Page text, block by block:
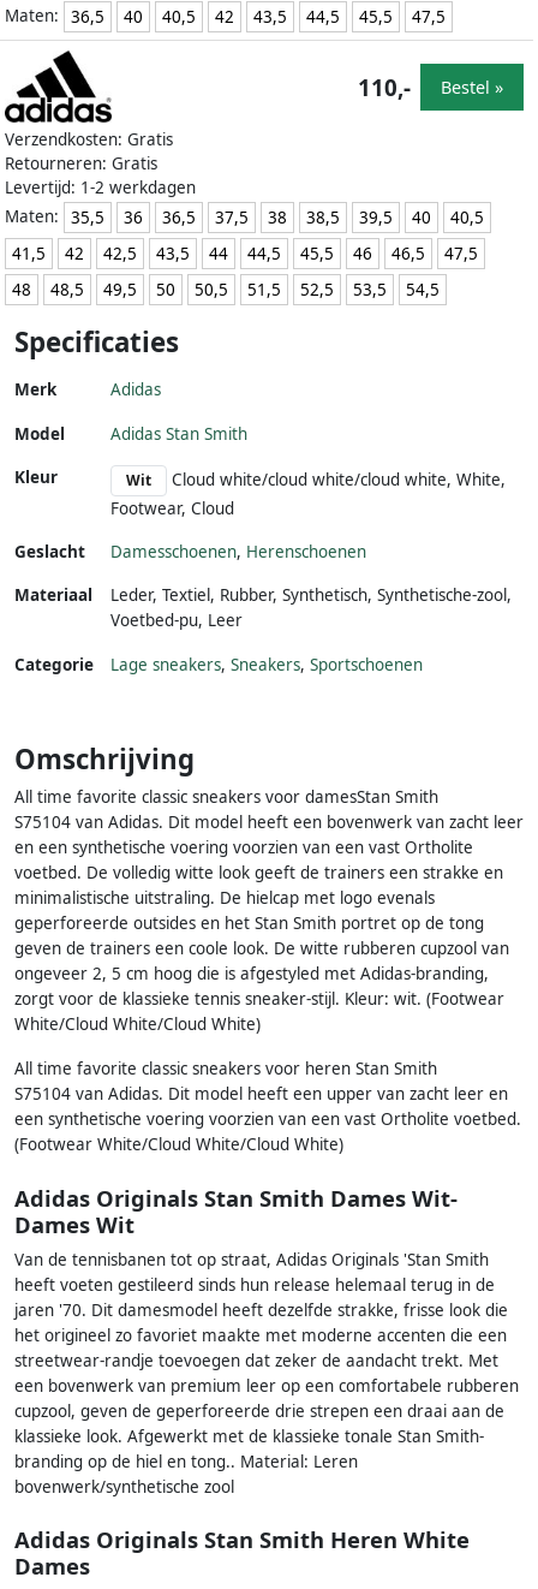
Maten:
36,5 40 40,5 42 43,5 44,5 45,5 47,5
Verzendkosten: Gratis
Retourneren: Gratis
Levertijd: 1-2 werkdagen
Maten:
35,5 36 36,5 37,5 38 38,5 39,5 40
40,5
41,5
42 42,5 43,5 44 44,5 45,5 46 46,5
47,5
48
48,5 49,5 50 50,5 51,5 52,5 53,5 54,5
110,- Bestel »
Specificaties
Merk Adidas
Model
Adidas Stan Smith
Kleur
Wit
Cloud white/cloud white/cloud white, White,
Footwear, Cloud
Geslacht
Damesschoenen, Herenschoenen
Materiaal
Leder, Textiel, Rubber, Synthetisch, Synthetische-zool,
Voetbed-pu, Leer
Categorie Lage sneakers, Sneakers, Sportschoenen
Omschrijving
All time favorite classic sneakers voor damesStan Smith
S75104 van Adidas. Dit model heeft een bovenwerk van zacht leer
en een synthetische voering voorzien van een vast Ortholite
voetbed. De volledig witte look geeft de trainers een strakke en
minimalistische uitstraling. De hielcap met logo evenals
geperforeerde outsides en het Stan Smith portret op de tong
geven de trainers een coole look. De witte rubberen cupzool van
ongeveer 2, 5 cm hoog die is afgestyled met Adidas-branding,
zorgt voor de klassieke tennis sneaker-stijl. Kleur: wit. (Footwear
White/Cloud White/Cloud White)
All time favorite classic sneakers voor heren Stan Smith
S75104 van Adidas. Dit model heeft een upper van zacht leer en
een synthetische voering voorzien van een vast Ortholite voetbed.
(Footwear White/Cloud White/Cloud White)
Adidas Originals Stan Smith Dames Wit-
Dames Wit
Van de tennisbanen tot op straat, Adidas Originals 'Stan Smith
heeft voeten gestileerd sinds hun release helemaal terug in de
jaren '70. Dit damesmodel heeft dezelfde strakke, frisse look die
het origineel zo favoriet maakte met moderne accenten die een
streetwear-randje toevoegen dat zeker de aandacht trekt. Met
een bovenwerk van premium leer op een comfortabele rubberen
cupzool, geven de geperforeerde drie strepen een draai aan de
klassieke look. Afgewerkt met de klassieke tonale Stan Smith-
branding op de hiel en tong.. Material: Leren
bovenwerk/synthetische zool
Adidas Originals Stan Smith Heren White
Dames